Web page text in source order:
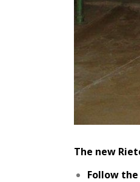
The new
Follow the